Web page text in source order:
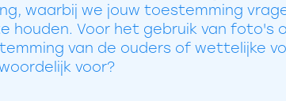
waarbij we jouw toestemming
houden. Voor het gebruik van
van de ouders of wettelijke
voor?